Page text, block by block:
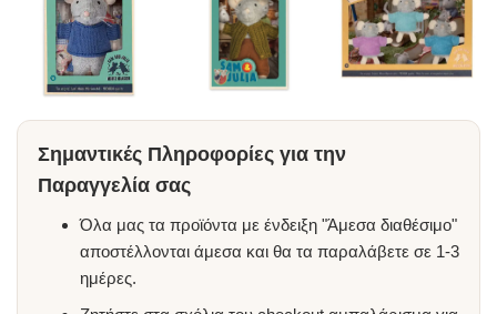
Σημαντικές Πληροφορίες για την
Παραγγελία σας
Όλα μας τα προϊόντα με ένδειξη "Άμεσα διαθέσιμο"
αποστέλλονται άμεσα και θα τα παραλάβετε σε 1-3
ημέρες.